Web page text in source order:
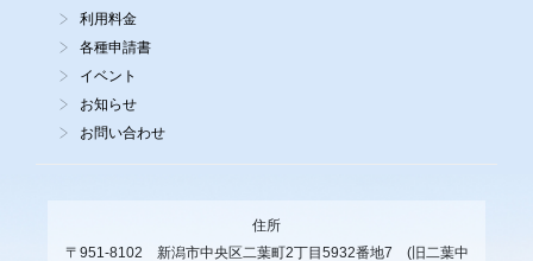
利用料金
各種申請書
イベント
お知らせ
お問い合わせ
住所
〒951-8102 新潟市中央区二葉町2丁目5932番地7 (旧二葉中